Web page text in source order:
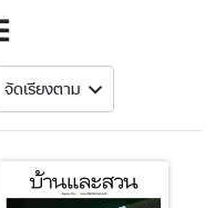
จัดเรียงตาม